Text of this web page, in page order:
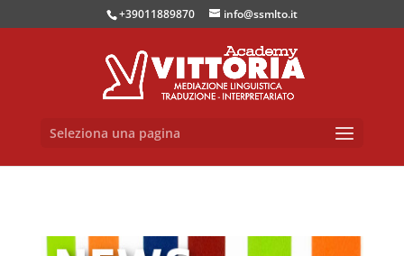
+39011889870 info@ssmlto.it
Seleziona una pagina